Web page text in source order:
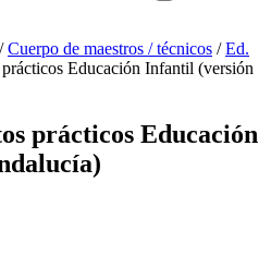
/Cuerpo de maestros / técnicos /Ed.
Educación Infantil (versión
prácticos Educación